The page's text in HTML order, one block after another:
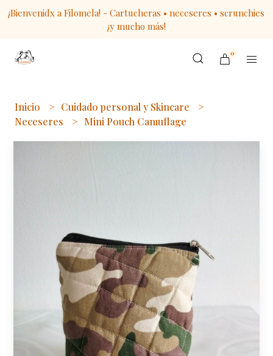
¡Bienvenidx a Filomela! - Cartucheras • neceseres • scrunchies
¡y mucho más!
0
Inicio
Cuidado personal y Skincare
Neceseres
Mini Pouch Camuflage